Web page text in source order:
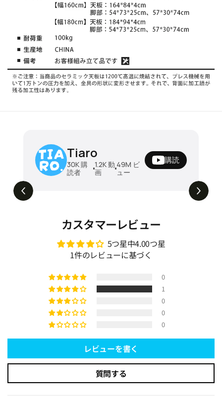
Tiaro
30K購
読者
1.2K動
画
49M ビ
ュー
購読
【SNSで7000万回再生】ソファーベッド
2人掛け コンパクト ソファベッド ダブル
ソファー ソファ 二人掛け リクライニング
一人暮らし ベッド 折りたたみベッド 簡易
¥93780 - ¥156580
角度調整OK！毎日使える折りたたみソファ
カスタマーレビュー
5つ星中4.00つ星
1件のレビューに基づく
0
1
0
0
0
レビューを書く
質問する